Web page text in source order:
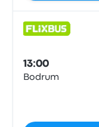
13:00
Bodrum